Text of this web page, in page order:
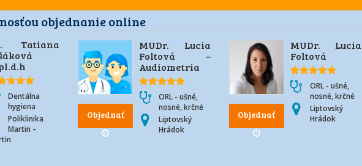
objednanie online
Tatiana
Dentálna
hygiena
Poliklinika
Martin –
Objednať
MUDr. Lucia
Foltová –
Audiometria
ORL - ušné,
nosné, krčné
Liptovský
Hrádok
Objednať
MUDr. Lucia
Foltová
ORL - ušné,
nosné, krčné
Liptovský
Hrádok